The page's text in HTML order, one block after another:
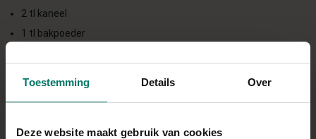
Toestemming Details Over
Deze website maakt gebruik van cookies
2 tl kaneel
1 tl bakpoeder
40 gr halvarine